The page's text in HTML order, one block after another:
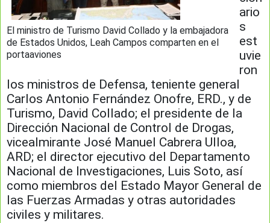
El ministro de Turismo David Collado y la embajadora
de Estados Unidos, Leah Campos comparten en el
portaaviones
ario
s
est
uvie
ron
los ministros de Defensa, teniente general
Carlos Antonio Fernández Onofre, ERD., y de
Turismo, David Collado; el presidente de la
Dirección Nacional de Control de Drogas,
vicealmirante José Manuel Cabrera Ulloa,
ARD; el director ejecutivo del Departamento
Nacional de Investigaciones, Luis Soto, así
como miembros del Estado Mayor General de
las Fuerzas Armadas y otras autoridades
civiles y militares.